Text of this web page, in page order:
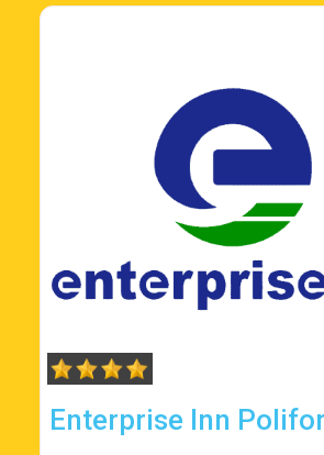
Enterprise Inn